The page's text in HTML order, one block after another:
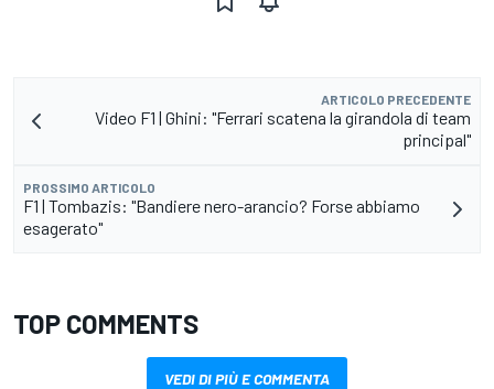
ARTICOLO PRECEDENTE
Video F1 | Ghini: "Ferrari scatena la girandola di team
principal"
PROSSIMO ARTICOLO
F1 | Tombazis: "Bandiere nero-arancio? Forse abbiamo
esagerato"
TOP COMMENTS
VEDI DI PIÙ E COMMENTA